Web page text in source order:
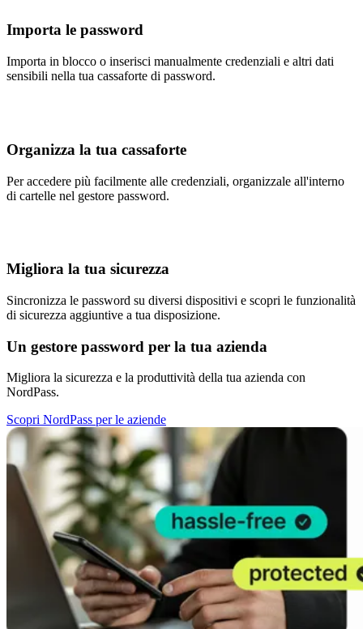
Importa le password
Importa in blocco o inserisci manualmente credenziali e altri dati
sensibili nella tua cassaforte di password.
Organizza la tua cassaforte
Per accedere più facilmente alle credenziali, organizzale all'interno
di cartelle nel gestore password.
Migliora la tua sicurezza
Sincronizza le password su diversi dispositivi e scopri le funzionalità
di sicurezza aggiuntive a tua disposizione.
Un gestore password per la tua azienda
Migliora la sicurezza e la produttività della tua azienda con
NordPass.
Scopri NordPass per le aziende